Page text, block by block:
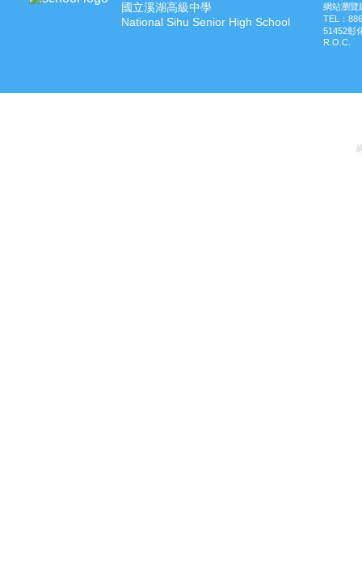
國立溪湖高級中學
National Sihu Senior High School
網站瀏覽
TEL：
51452彰
R.O.C.